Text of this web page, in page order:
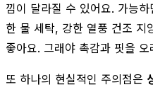
낌이 달라질 수 있어요. 가능
한 물 세탁, 강한 열풍 건조 지
좋아요. 그래야 촉감과 핏을
또 하나의 현실적인 주의점은